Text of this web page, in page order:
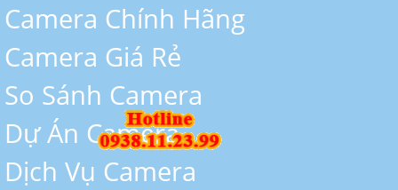
Camera Chính Hãng
Camera Giá Rẻ
So Sánh Camera
Dự Án Camera
Dịch Vụ Camera